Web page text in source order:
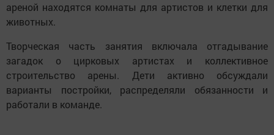
ареной находятся комнаты для артистов и клетки для
животных.
Творческая часть занятия включала отгадывание
загадок о цирковых артистах и коллективное
строительство арены. Дети активно обсуждали
варианты постройки, распределяли обязанности и
работали в команде.